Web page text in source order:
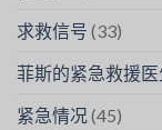
求救信号 (33)
菲斯的紧急救援医
紧急情况(45)